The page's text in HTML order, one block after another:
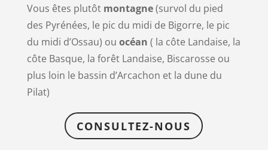
Vous êtes plutôt montagne(survol du pied
des Pyrénées, le pic du midi de Bigorre, le pic
du midi d’Ossau) ou océan ( la côte Landaise, la
côte Basque, la forêt Landaise, Biscarosse ou
plus loin le bassin d’Arcachon et la dune du
Pilat)
CONSULTEZ-NOUS